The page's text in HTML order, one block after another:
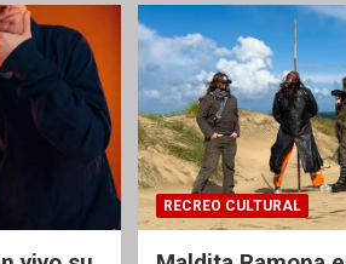
RECREO CULTURAL